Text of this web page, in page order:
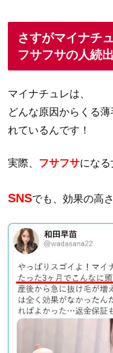
さすがマイナチ
フサフサの人続
マイナチュレは、
どんな原因からくる
れているんです！
実際、 フサフサにな
SNSでも、効果の高